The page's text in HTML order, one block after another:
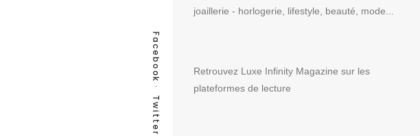
Facebook
Twitter
joaillerie - horlogerie, lifestyle, beauté, mode...
Retrouvez Luxe Infinity Magazine sur les
plateformes de lecture